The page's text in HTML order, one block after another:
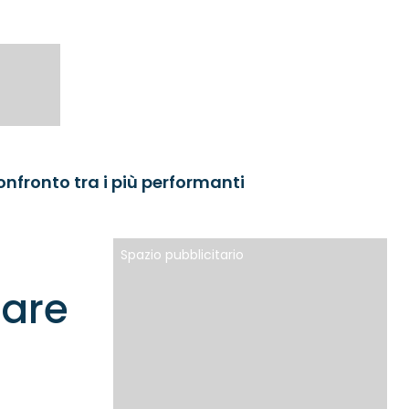
tra i più performanti
Spazio pubblicitario